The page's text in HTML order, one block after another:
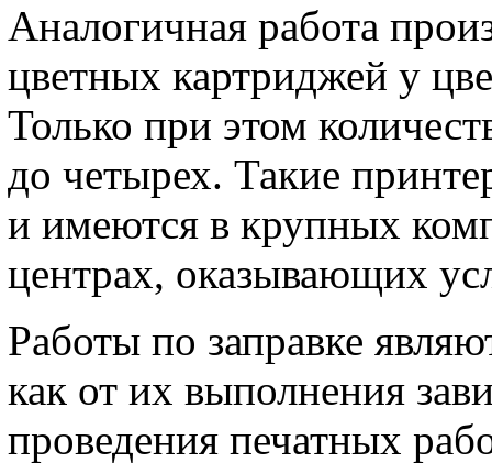
Аналогичная работа
цветных картриджей у
Только при этом
до четырех. Такие
и имеются в крупных
центрах, оказывающих
Работы по заправке
как от их выполнения
проведения печатных